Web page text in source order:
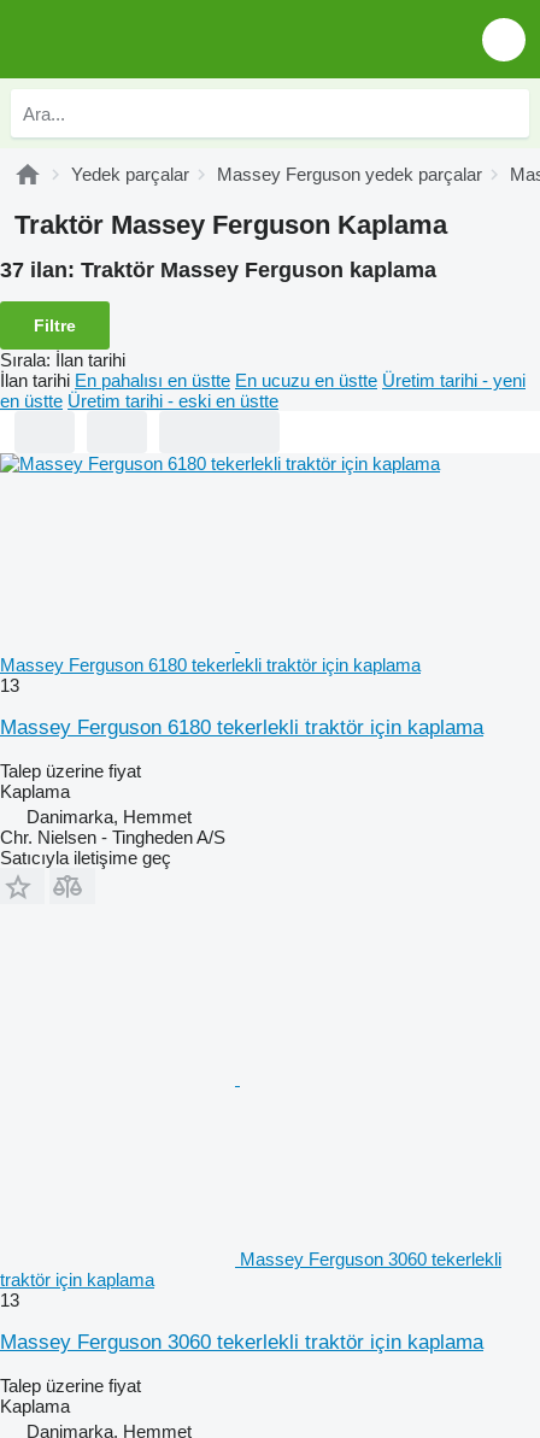
Yedek parçalar Massey Ferguson yedek parçalar
Traktör Massey Ferguson Kaplama
37 ilan: Traktör Massey Ferguson kaplama
Filtre
Sırala: İlan tarihi
İlan tarihi En pahalısı en üstte En ucuzu en üstte Üretim tarihi - yeni
en üstte Üretim tarihi - eski en üstte
Massey Ferguson 6180 tekerlekli traktör için kaplama
13
Massey Ferguson 6180 tekerlekli traktör için kaplama
Talep üzerine fiyat
Kaplama
Danimarka, Hemmet
Chr. Nielsen - Tingheden A/S
Satıcıyla iletişime geç
Massey Ferguson 3060 tekerlekli
traktör için kaplama
13
Massey Ferguson 3060 tekerlekli traktör için kaplama
Talep üzerine fiyat
Kaplama
Danimarka, Hemmet